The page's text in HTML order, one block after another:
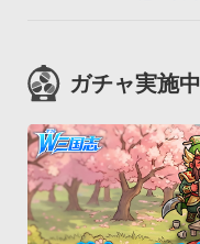
ガチャ実施